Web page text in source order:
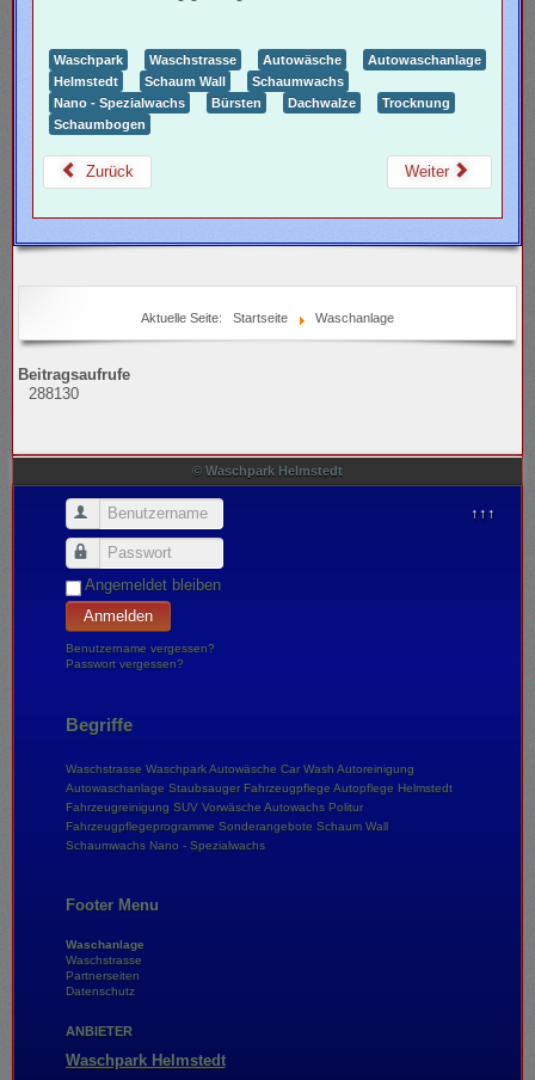
Waschpark Waschstrasse Autowäsche
Autowaschanlage
Helmstedt
Schaum Wall
Schaumwachs
Nano - Spezialwachs
Bürsten Dachwalze
Trocknung
Schaumbogen
Zurück Weiter
Aktuelle Seite: Startseite Waschanlage
Beitragsaufrufe
288130
© Waschpark Helmstedt
↑↑↑
Benutzername
Passwort
Angemeldet bleiben
Anmelden
Benutzername vergessen?
Passwort vergessen?
Begriffe
Waschstrasse Waschpark Autowäsche Car Wash Autoreinigung
Autowaschanlage Staubsauger Fahrzeugpflege Autopflege Helmstedt
Fahrzeugreinigung SUV Vorwäsche Autowachs Politur
Fahrzeugpflegeprogramme Sonderangebote Schaum Wall
Schaumwachs Nano - Spezialwachs
Footer Menu
Waschanlage
Waschstrasse
Partnerseiten
Datenschutz
ANBIETER
Waschpark Helmstedt